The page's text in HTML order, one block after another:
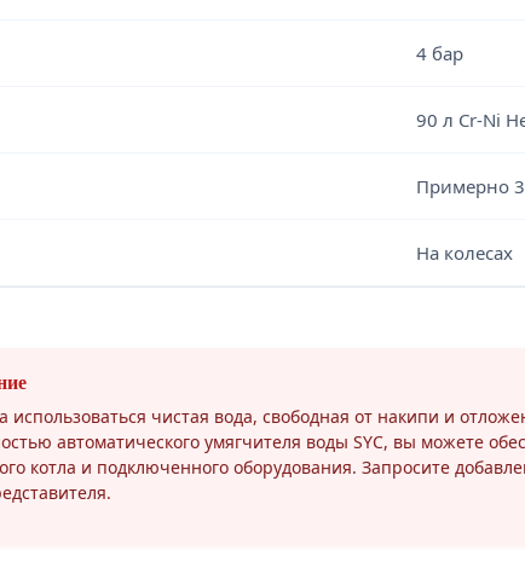
4 бар
90 л Cr-Ni
Примерно
На колесах
чистая вода, свободная от накипи и
автоматического умягчителя воды SYC, вы можете
котла и подключенного оборудования. Запросите